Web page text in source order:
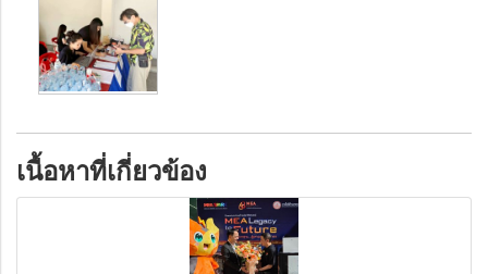
เนื้อหาที่เกี่ยวข้อง